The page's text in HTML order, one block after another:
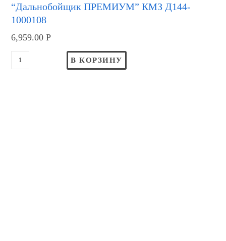
“Дальнобойщик ПРЕМИУМ” КМЗ Д144-
1000108
6,959.00Р
В КОРЗИНУ